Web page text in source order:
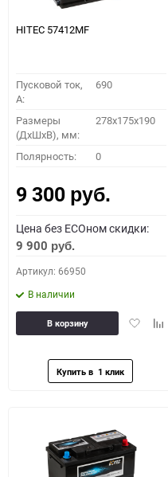
HITEC 57412MF
Пусковой ток,
A:
690
Размеры
(ДхШхВ), мм:
278x175x190
Полярность: 0
9 300 руб.
Цена без ECOном скидки:
9 900 руб.
Артикул: 66950
В наличии
В корзину